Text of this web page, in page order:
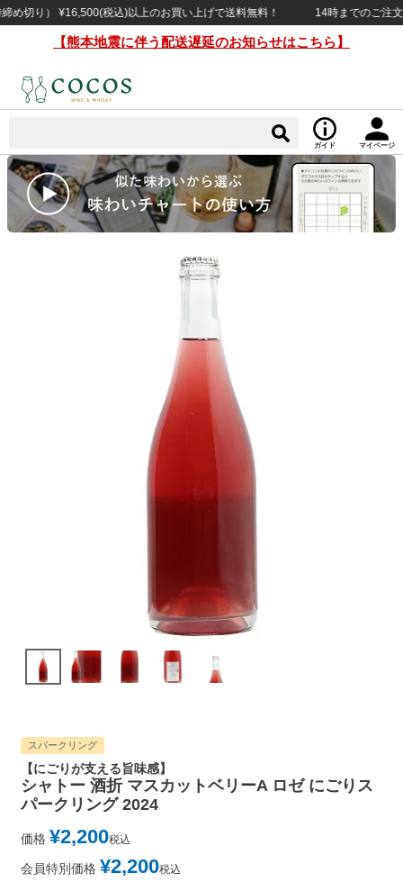
り） ¥16,500(税込)以上のお買い上げで送料無料！ 14時までのご注文で
【熊本地震に伴う配送遅延のお知らせはこちら】
ガイド マイページ
スパークリング
【にごりが支える旨味感】
シャトー 酒折 マスカットベリーA ロゼ にごりス
パークリング 2024
価格 ¥2,200税込
会員特別価格 ¥2,200税込